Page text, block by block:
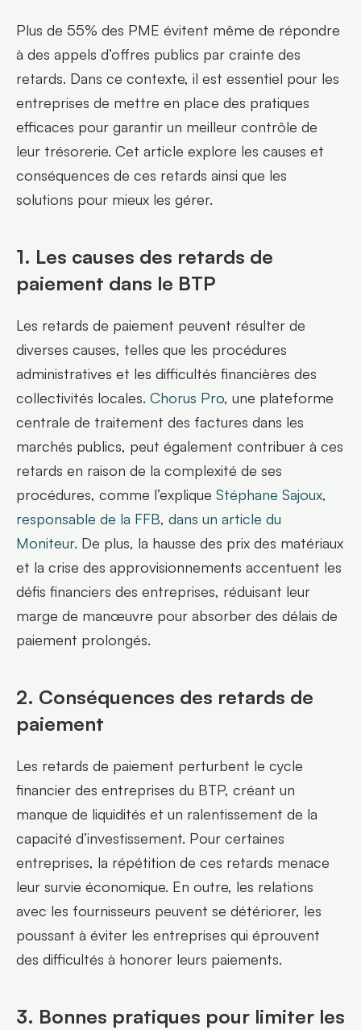
Plus de 55% des PME évitent même de répondre
à des appels d’offres publics par crainte des
retards. Dans ce contexte, il est essentiel pour les
entreprises de mettre en place des pratiques
efficaces pour garantir un meilleur contrôle de
leur trésorerie. Cet article explore les causes et
conséquences de ces retards ainsi que les
solutions pour mieux les gérer.
1. Les causes des retards de
paiement dans le BTP
Les retards de paiement peuvent résulter de
diverses causes, telles que les procédures
administratives et les difficultés financières des
collectivités locales. Chorus Pro, une plateforme
centrale de traitement des factures dans les
marchés publics, peut également contribuer à ces
retards en raison de la complexité de ses
procédures, comme l’explique Stéphane Sajoux,
responsable de la FFB, dans un article du
Moniteur.​ De plus, la hausse des prix des matériaux
et la crise des approvisionnements accentuent les
défis financiers des entreprises, réduisant leur
marge de manœuvre pour absorber des délais de
paiement prolongés​.
2. Conséquences des retards de
paiement
Les retards de paiement perturbent le cycle
financier des entreprises du BTP, créant un
manque de liquidités et un ralentissement de la
capacité d’investissement. Pour certaines
entreprises, la répétition de ces retards menace
leur survie économique. En outre, les relations
avec les fournisseurs peuvent se détériorer, les
poussant à éviter les entreprises qui éprouvent
des difficultés à honorer leurs paiements.
3. Bonnes pratiques pour limiter les